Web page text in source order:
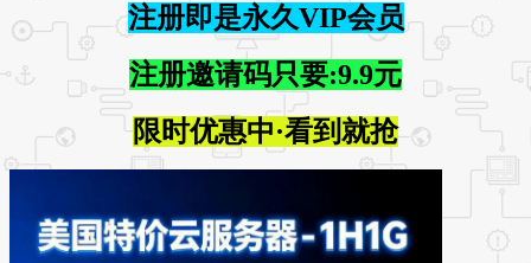
注册即是永久VIP会员
注册邀请码只要:9.9元
限时优惠中·看到就抢